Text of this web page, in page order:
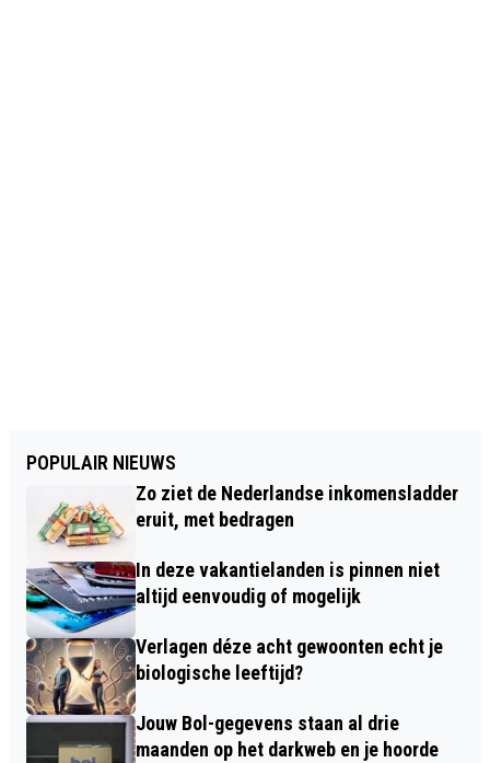
POPULAIR NIEUWS
Zo ziet de Nederlandse inkomensladder
eruit, met bedragen
In deze vakantielanden is pinnen niet
altijd eenvoudig of mogelijk
Verlagen déze acht gewoonten echt je
biologische leeftijd?
Jouw Bol-gegevens staan al drie
maanden op het darkweb en je hoorde